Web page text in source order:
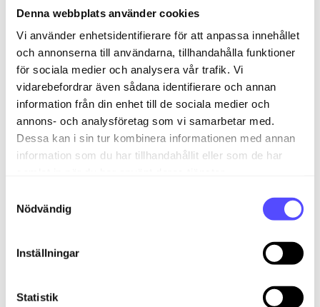
Denna webbplats använder cookies
Vi använder enhetsidentifierare för att anpassa innehållet
och annonserna till användarna, tillhandahålla funktioner
för sociala medier och analysera vår trafik. Vi
vidarebefordrar även sådana identifierare och annan
information från din enhet till de sociala medier och
annons- och analysföretag som vi samarbetar med.
Dessa kan i sin tur kombinera informationen med annan
information som du har tillhandahållit eller som de har
Nödvändig
Inställningar
Statistik
Översikt
Under Översiktkan du aktivera företagssök och
ange en egen fakturaadress för e-post. Du kan även
uppdatera företags- och kontaktuppgifter genom
Användare
Under fliken
administrerar användare samt deras behörigheter.
Användare kopplad till återförsäljare